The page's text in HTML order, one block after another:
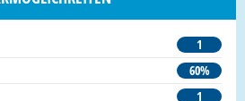
1
60%
1